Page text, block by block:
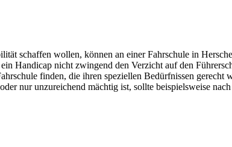
schaffen wollen, können an einer Fahrschule in
Handicap nicht zwingend den Verzicht auf den
finden, die ihren speziellen Bedürfnissen
nur unzureichend mächtig ist, sollte beispielsweise